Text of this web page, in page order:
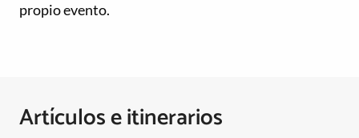
propio evento.
Artículos e itinerarios